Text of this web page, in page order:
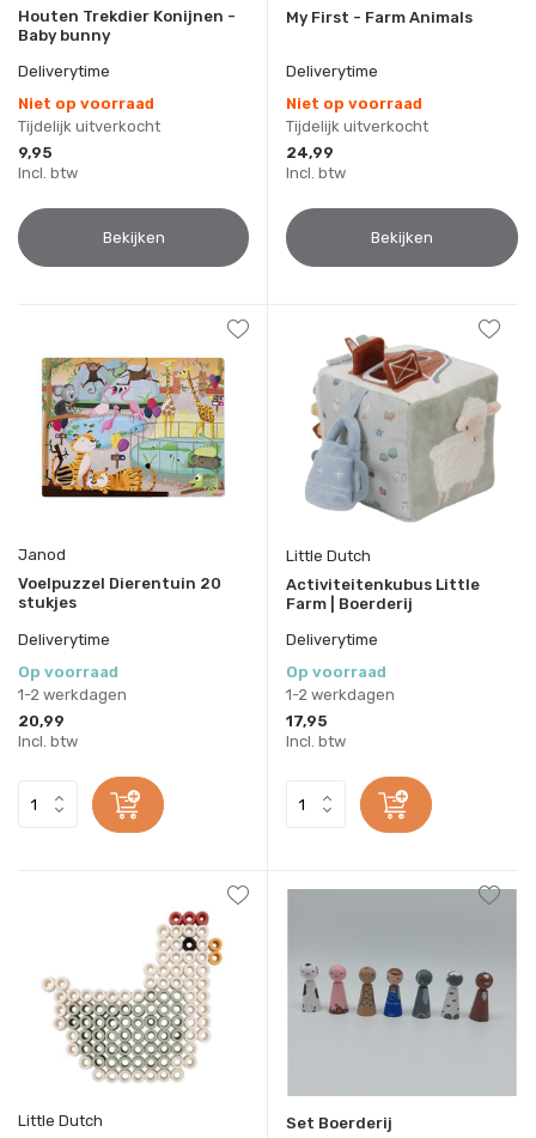
Houten Trekdier Konijnen -
Baby bunny
Deliverytime
Niet op voorraad
Tijdelijk uitverkocht
9,95
Incl. btw
Bekijken
My First - Farm Animals
Deliverytime
Niet op voorraad
Tijdelijk uitverkocht
24,99
Incl. btw
Bekijken
Janod
Voelpuzzel Dierentuin 20
stukjes
Deliverytime
Op voorraad
1-2 werkdagen
20,99
Incl. btw
Little Dutch
Activiteitenkubus Little
Farm | Boerderij
Deliverytime
Op voorraad
1-2 werkdagen
17,95
Incl. btw
Little Dutch
Set Boerderij